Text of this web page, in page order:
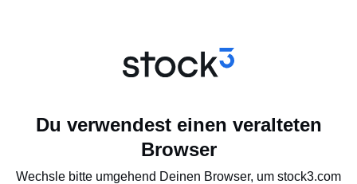
Du verwendest einen veralteten
Browser
Wechsle bitte umgehend Deinen Browser, um stock3.com